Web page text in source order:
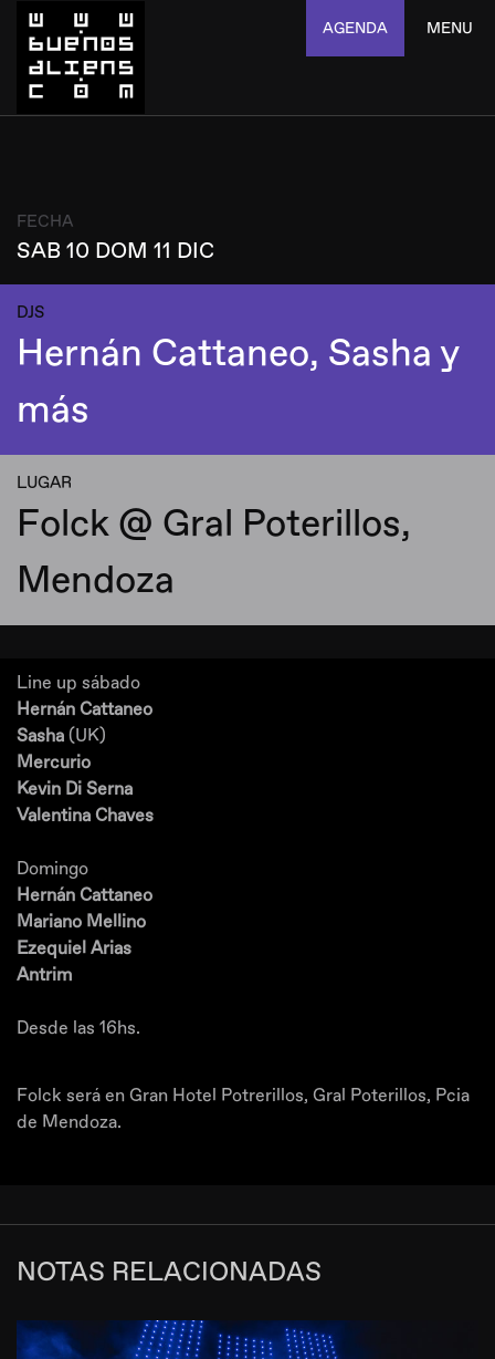
AGENDA MENU
FECHA
SAB 10 DOM 11 DIC
DJS
Hernán Cattaneo, Sasha y
más
LUGAR
Folck @ Gral Poterillos,
Mendoza
Line up sábado
Hernán Cattaneo
Sasha (UK)
Mercurio
Kevin Di Serna
Valentina Chaves
Domingo
Hernán Cattaneo
Mariano Mellino
Ezequiel Arias
Antrim
Desde las 16hs.
Folck será en Gran Hotel Potrerillos, Gral Poterillos, Pcia
de Mendoza.
NOTAS RELACIONADAS